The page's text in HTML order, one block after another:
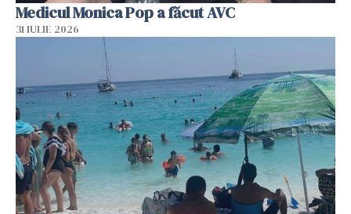
Medicul Monica Pop a făcut AVC
31 IULIE 2026